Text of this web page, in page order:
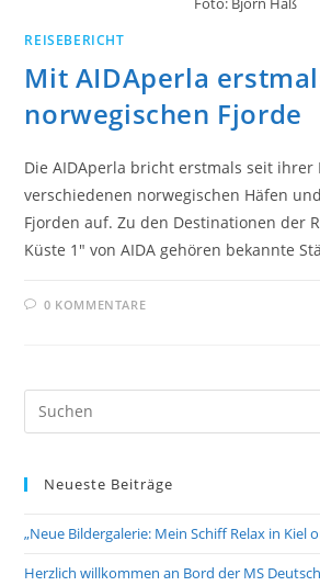
REISEBERICHT
Mit AIDAperla
norwegischen Fjorde
Die AIDAperla bricht erstmals seit
verschiedenen norwegischen Häfen
Fjorden auf. Zu den Destinationen der
Küste 1" von AIDA gehören bekannte
0 KOMMENTARE
Neueste Beiträge
„Neue Bildergalerie: Mein Schiff Relax in Kiel
Herzlich willkommen an Bord der MS